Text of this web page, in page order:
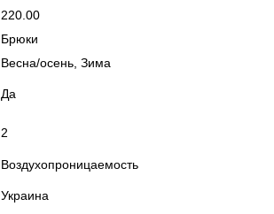
220.00
Брюки
Весна/осень, Зима
Да
2
Воздухопроницаемость
Украина